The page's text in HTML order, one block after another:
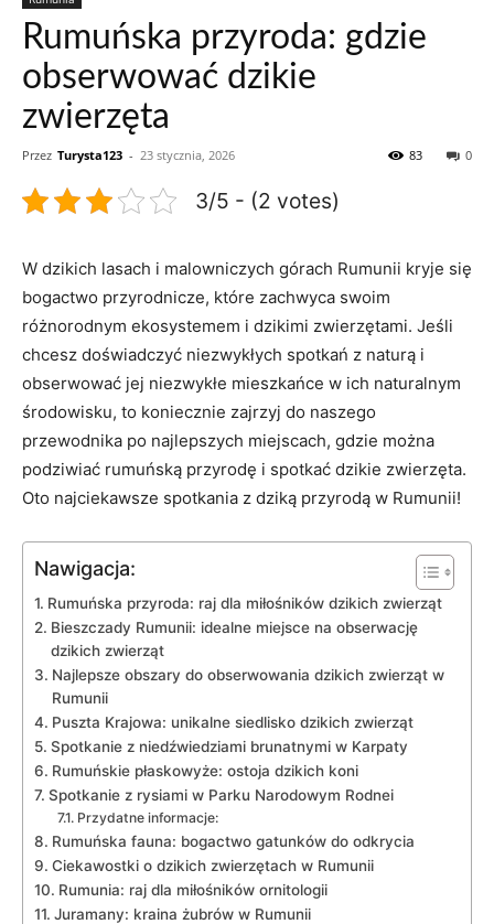
Rumuńska przyroda: gdzie
obserwować dzikie
zwierzęta
Przez Turysta123 - 23 stycznia, 2026 0
83
3/5 - (2 votes)
W dzikich lasach i malowniczych górach Rumunii kryje się
bogactwo przyrodnicze, które zachwyca swoim
różnorodnym ekosystemem i dzikimi zwierzętami. Jeśli
chcesz doświadczyć niezwykłych spotkań z naturą i
obserwować jej niezwykłe mieszkańce w ich naturalnym
środowisku, to koniecznie zajrzyj do naszego
przewodnika po najlepszych miejscach, gdzie można
podziwiać rumuńską przyrodę i spotkać dzikie zwierzęta.
Oto najciekawsze spotkania z dziką przyrodą w Rumunii!
Nawigacja:
Rumuńska przyroda: raj dla miłośników dzikich zwierząt
Bieszczady Rumunii: idealne miejsce na obserwację
dzikich zwierząt
Najlepsze obszary do obserwowania dzikich zwierząt w
Rumunii
Puszta Krajowa: unikalne siedlisko dzikich zwierząt
Spotkanie z niedźwiedziami brunatnymi w Karpaty
Rumuńskie płaskowyże: ostoja dzikich koni
Spotkanie z rysiami w Parku Narodowym Rodnei
Przydatne informacje:
Rumuńska fauna: bogactwo gatunków do odkrycia
Ciekawostki o dzikich zwierzętach w Rumunii
Rumunia: raj dla miłośników ornitologii
Juramany: kraina żubrów w Rumunii